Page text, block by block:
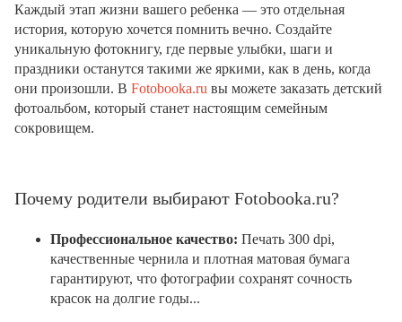
Каждый этап жизни вашего ребенка — это отдельная
история, которую хочется помнить вечно. Создайте
уникальную фотокнигу, где первые улыбки, шаги и
праздники останутся такими же яркими, как в день, когда
они произошли. В Fotobooka.ru вы можете заказать детский
фотоальбом, который станет настоящим семейным
сокровищем.
Почему родители выбирают Fotobooka.ru?
Профессиональное качество: Печать 300 dpi,
качественные чернила и плотная матовая бумага
гарантируют, что фотографии сохранят сочность
красок на долгие годы...